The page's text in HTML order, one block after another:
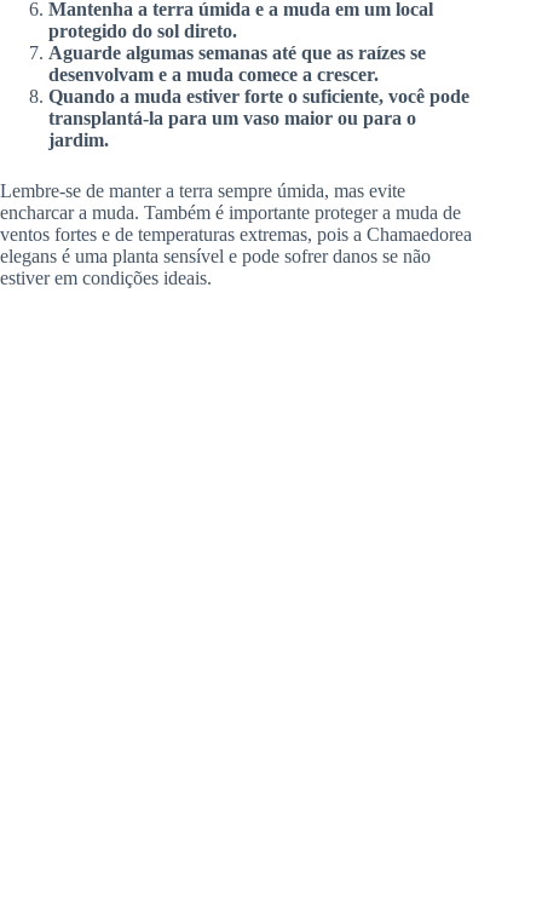
Mantenha a terra úmida e a muda em um local
protegido do sol direto.
Aguarde algumas semanas até que as raízes se
desenvolvam e a muda comece a crescer.
Quando a muda estiver forte o suficiente, você pode
transplantá-la para um vaso maior ou para o
jardim.
Lembre-se de manter a terra sempre úmida, mas evite
encharcar a muda. Também é importante proteger a muda de
ventos fortes e de temperaturas extremas, pois a Chamaedorea
elegans é uma planta sensível e pode sofrer danos se não
estiver em condições ideais.